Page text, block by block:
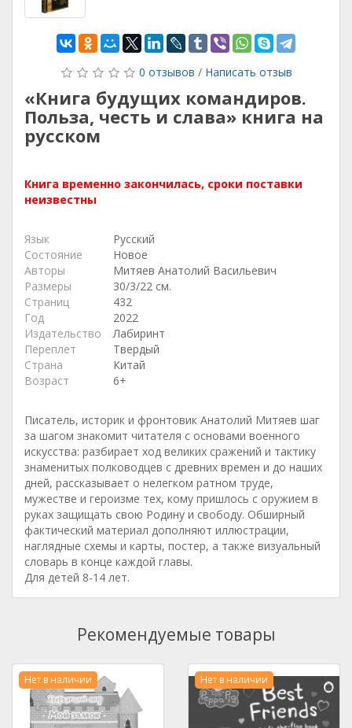
0 отзывов / Написать отзыв
«Книга будущих командиров.
Польза, честь и слава» книга на
русском
Книга временно закончилась, сроки поставки
неизвестны
Язык
Русский
Состояние
Новое
Авторы
Митяев Анатолий Васильевич
Размеры
30/3/22 см.
Страниц
432
Год
2022
Издательство
Лабиринт
Переплет
Твердый
Страна
Китай
Возраст
6+
Писатель, историк и фронтовик Анатолий Митяев шаг
за шагом знакомит читателя с основами военного
искусства: разбирает ход великих сражений и тактику
знаменитых полководцев с древних времен и до наших
дней, рассказывает о нелегком ратном труде,
мужестве и героизме тех, кому пришлось с оружием в
руках защищать свою Родину и свободу. Обширный
фактический материал дополняют иллюстрации,
наглядные схемы и карты, постер, а также визуальный
словарь в конце каждой главы.
Для детей 8-14 лет.
Рекомендуемые товары
Нет в наличии Нет в наличии